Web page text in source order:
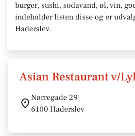
burger, sushi, sodavand, øl, vin,
indeholder listen disse og er
Haderslev.
Asian Restaurant v/
Nørregade 29
6100 Haderslev